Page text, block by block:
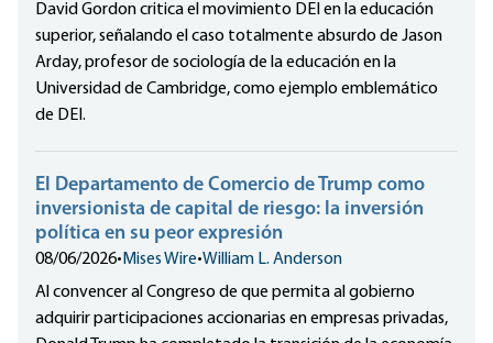
David Gordon critica el movimiento DEI en la educación
superior, señalando el caso totalmente absurdo de Jason
Arday, profesor de sociología de la educación en la
Universidad de Cambridge, como ejemplo emblemático
de DEI.
El Departamento de Comercio de Trump como
inversionista de capital de riesgo: la inversión
política en su peor expresión
08/06/2026•Mises Wire•William L. Anderson
Al convencer al Congreso de que permita al gobierno
adquirir participaciones accionarias en empresas privadas,